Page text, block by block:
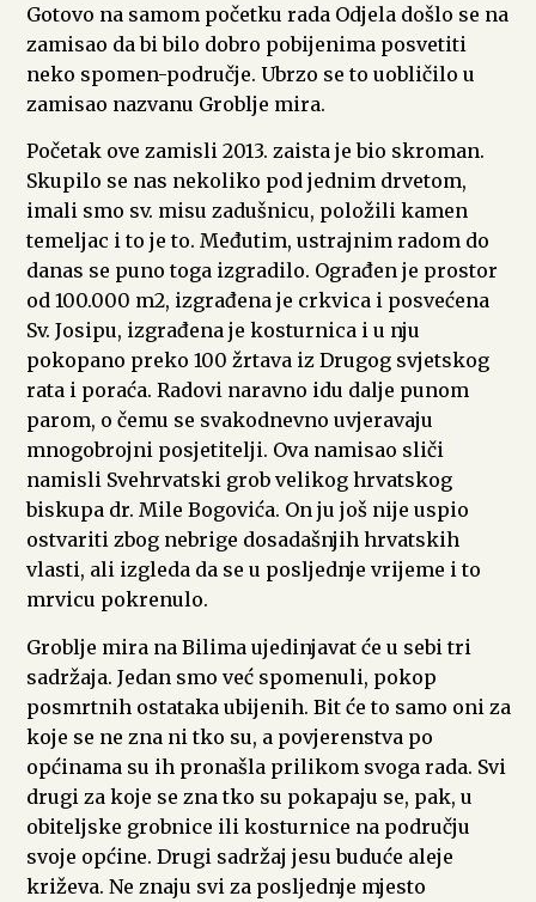
Gotovo na samom početku rada Odjela došlo se na
zamisao da bi bilo dobro pobijenima posvetiti
neko spomen-područje. Ubrzo se to uobličilo u
zamisao nazvanu Groblje mira.
Početak ove zamisli 2013. zaista je bio skroman.
Skupilo se nas nekoliko pod jednim drvetom,
imali smo sv. misu zadušnicu, položili kamen
temeljac i to je to. Međutim, ustrajnim radom do
danas se puno toga izgradilo. Ograđen je prostor
od 100.000 m2, izgrađena je crkvica i posvećena
Sv. Josipu, izgrađena je kosturnica i u nju
pokopano preko 100 žrtava iz Drugog svjetskog
rata i poraća. Radovi naravno idu dalje punom
parom, o čemu se svakodnevno uvjeravaju
mnogobrojni posjetitelji. Ova namisao sliči
namisli Svehrvatski grob velikog hrvatskog
biskupa dr. Mile Bogovića. On ju još nije uspio
ostvariti zbog nebrige dosadašnjih hrvatskih
vlasti, ali izgleda da se u posljednje vrijeme i to
mrvicu pokrenulo.
Groblje mira na Bilima ujedinjavat će u sebi tri
sadržaja. Jedan smo već spomenuli, pokop
posmrtnih ostataka ubijenih. Bit će to samo oni za
koje se ne zna ni tko su, a povjerenstva po
općinama su ih pronašla prilikom svoga rada. Svi
drugi za koje se zna tko su pokapaju se, pak, u
obiteljske grobnice ili kosturnice na području
svoje općine. Drugi sadržaj jesu buduće aleje
križeva. Ne znaju svi za posljednje mjesto